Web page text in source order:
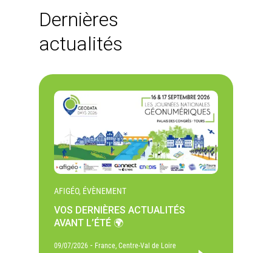
Dernières
actualités
AFIGÉO, ÉVÈNEMENT
VOS DERNIÈRES ACTUALITÉS
AVANT L’ÉTÉ 🌍
09/07/2026 - France, Centre-Val de Loire